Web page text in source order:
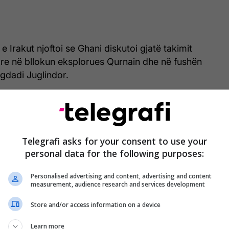
Irakut njoftoi se Ghani diskutoi gjatë takimit
në bllokun eksplorues Qurnain dhe në fushën
Juglindor.
e përshpejtimit të zbatimit të projektit për
e naftës bruto dhe për të investuar në burimet e
në provincën Najaf përgjatë kufirit Irak-
një nga zonat premtuese të eksplorimit
në një sipërfaqe prej rreth 8.773 kilometrash
dhe eksportuesit më të mëdhenj të
Telegrafi asks for your consent to use your
personal data for the following purposes:
Personalised advertising and content, advertising and content
measurement, audience research and services development
Store and/or access information on a device
Learn more